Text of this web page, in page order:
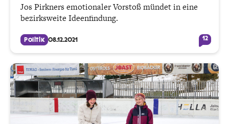
Jos Pirkners emotionaler Vorstoß mündet in eine
bezirksweite Ideenfindung.
Politik 08.12.2021 12